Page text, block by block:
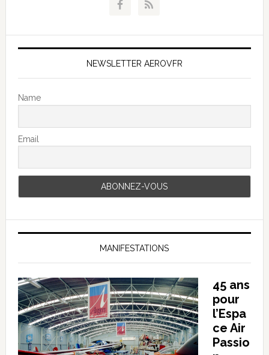
NEWSLETTER AEROVFR
Name
Email
MANIFESTATIONS
45 ans
pour
l’Espa
ce Air
Passio